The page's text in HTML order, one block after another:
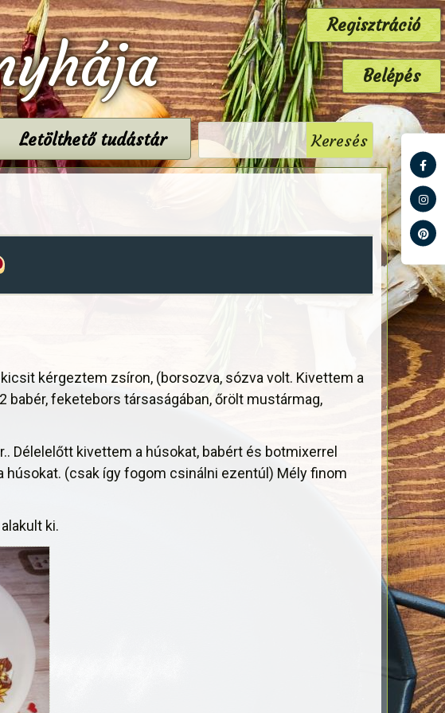
Regisztráció
Belépés
Letölthető tudástár
kicsit kérgeztem zsíron, (borsozva, sózva volt. Kivettem a
babér, feketebors társaságában, őrölt mustármag,
Délelelőtt kivettem a húsokat, babért és botmixerrel
(csak így fogom csinálni ezentúl) Mély finom
ki.